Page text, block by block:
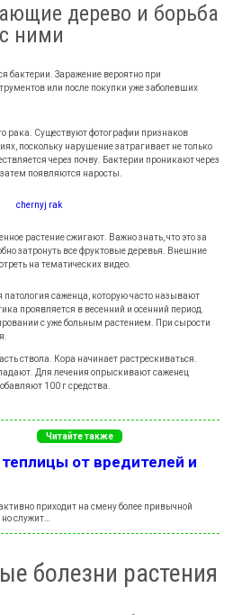
дерево и борьба
с ними
бактерии. Заражение вероятно при
или после покупки уже заболевших
рака. Существуют фотографии признаков
поскольку нарушение затрагивает не только
через почву. Бактерии проникают через
появляются наросты.
растение сжигают. Важно знать, что это за
затронуть все фруктовые деревья. Внешние
на тематических видео.
патология саженца, которую часто называют
проявляется в весенний и осенний период.
с уже больным растением. При сырости
ствола. Кора начинает растрескиваться.
Для лечения опрыскивают саженец
100 г средства.
Читайте также
от вредителей и
приходит на смену более привычной
служит…
болезни растения